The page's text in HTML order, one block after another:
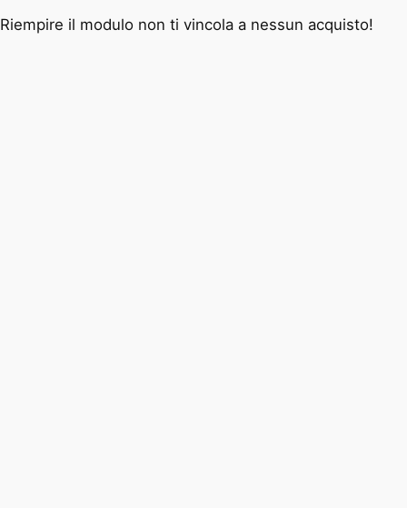
Riempire il modulo non ti vincola a nessun acquisto!